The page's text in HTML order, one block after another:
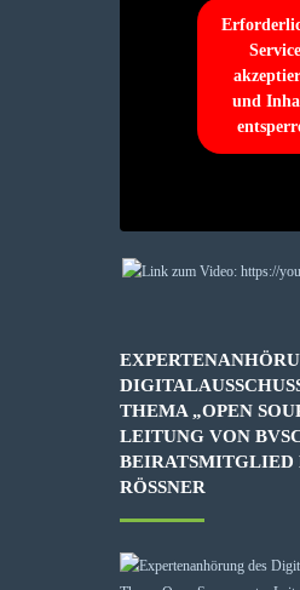
Service
und
THEMA „OPEN
LEITUNG VON
BEIRATSMITGLIED
RÖSSNER